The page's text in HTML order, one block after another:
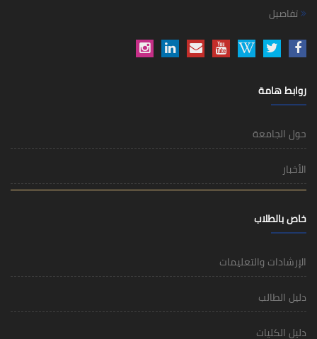
تفاصيل
روابط هامة
حول الجامعة
الأخبار
خاص بالطلاب
الإرشادات والتعليمات
دليل الطالب
دليل الكليات